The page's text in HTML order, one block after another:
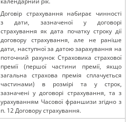
Договір страхування набирає чинності
з дати, зазначеної у договорі
страхування як дата початку строку дії
договору страхування, але не раніше
дати, наступної за датою зарахування на
поточний рахунок Страховика страхової
премії (першої частини премії, якщо
загальна страхова премія сплачується
частинами) в розмірі та у строк,
зазначені у договорі страхування, та з
урахуванням Часової франшизи згідно з
п. 12 Договору страхування.